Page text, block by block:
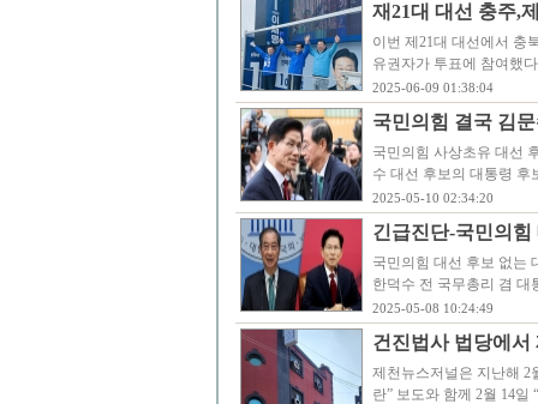
재21대 대선 충주,
이번 제21대 대선에서 충
유권자가 투표에 참여했
2025-06-09 01:38:04
국민의힘 결국 김
국민의힘 사상초유 대선
수 대선 후보의 대통령
2025-05-10 02:34:20
긴급진단-국민의
국민의힘 대선 후보 없는
한덕수 전 국무총리 겸
2025-05-08 10:24:49
건진법사 법당에
제천뉴스저널은 지난해 2
란” 보도와 함께 2월 14